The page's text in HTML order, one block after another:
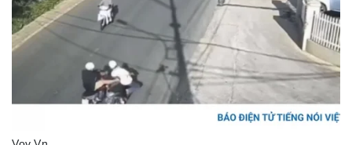
Quân sự - Quốc phòng
Vũ khí
Việt Nam